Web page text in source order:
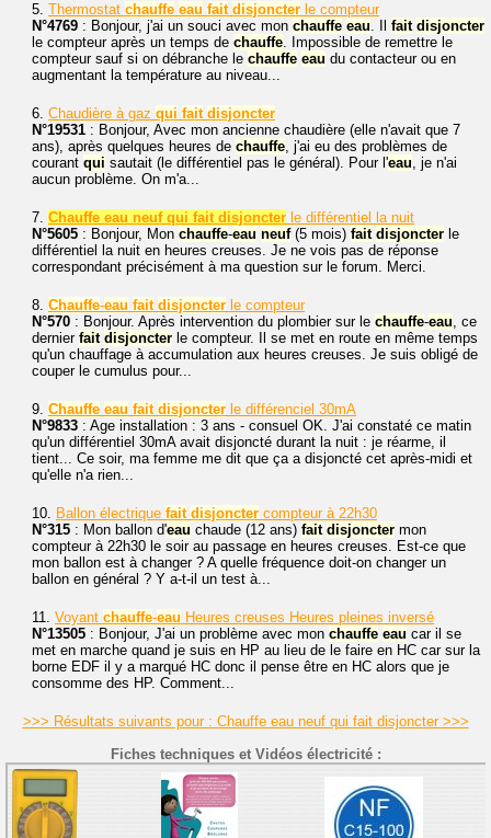
5. Thermostat chauffe eau fait disjoncter le compteur
N°4769 : Bonjour, j'ai un souci avec mon chauffe eau. Il fait disjoncter
le compteur après un temps de chauffe. Impossible de remettre le
compteur sauf si on débranche le chauffe eau du contacteur ou en
augmentant la température au niveau...
6. Chaudière à gaz qui fait disjoncter
N°19531 : Bonjour, Avec mon ancienne chaudière (elle n'avait que 7
ans), après quelques heures de chauffe, j'ai eu des problèmes de
courant qui sautait (le différentiel pas le général). Pour l'eau, je n'ai
aucun problème. On m'a...
7. Chauffe eau neuf qui fait disjoncter le différentiel la nuit
N°5605 : Bonjour, Mon chauffe-eau neuf(5 mois) fait disjoncter le
différentiel la nuit en heures creuses. Je ne vois pas de réponse
correspondant précisément à ma question sur le forum. Merci.
8. Chauffe-eau fait disjoncter le compteur
N°570 : Bonjour. Après intervention du plombier sur le chauffe-eau, ce
dernier fait disjoncter le compteur. Il se met en route en même temps
qu'un chauffage à accumulation aux heures creuses. Je suis obligé de
couper le cumulus pour...
9. Chauffe eau fait disjoncter le différenciel 30mA
N°9833 : Age installation : 3 ans - consuel OK. J'ai constaté ce matin
qu'un différentiel 30mA avait disjoncté durant la nuit : je réarme, il
tient... Ce soir, ma femme me dit que ça a disjoncté cet après-midi et
qu'elle n'a rien...
10. Ballon électrique fait disjoncter compteur à 22h30
N°315 : Mon ballon d'eau chaude (12 ans) fait disjoncter mon
compteur à 22h30 le soir au passage en heures creuses. Est-ce que
mon ballon est à changer ? A quelle fréquence doit-on changer un
ballon en général ? Y a-t-il un test à...
11. Voyant chauffe-eau Heures creuses Heures pleines inversé
N°13505 : Bonjour, J'ai un problème avec mon chauffe eau car il se
met en marche quand je suis en HP au lieu de le faire en HC car sur la
borne EDF il y a marqué HC donc il pense être en HC alors que je
consomme des HP. Comment...
>>> Résultats suivants pour : Chauffe eau neuf qui fait disjoncter >>>
Fiches techniques et Vidéos électricité :